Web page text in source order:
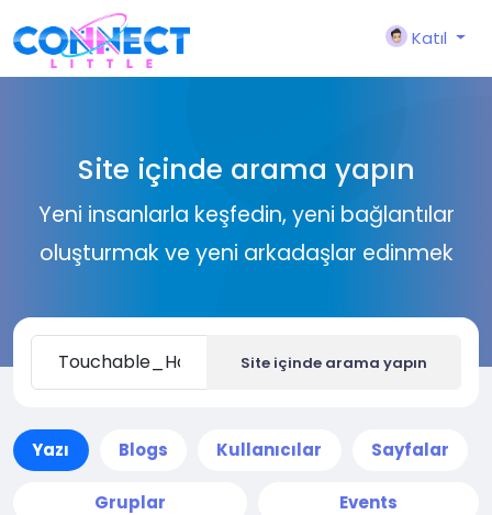
Katıl
Site içinde arama yapın
Yeni insanlarla keşfedin, yeni bağlantılar
oluşturmak ve yeni arkadaşlar edinmek
Site içinde arama yapın
Yazı Blogs Kullanıcılar Sayfalar
Gruplar Events